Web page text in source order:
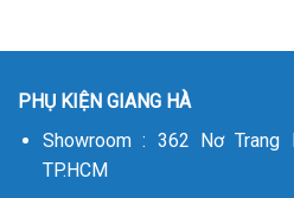
PHỤ KIỆN GIANG HÀ
Showroom : 362 Nơ Trang
TP.HCM